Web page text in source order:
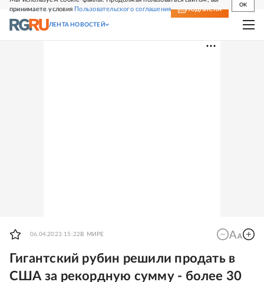
принимаете условия Пользовательского соглашения
OK
СВЕЖИЙ НОМЕР ПОДПИСКА
ЛЕНТА НОВОСТЕЙ
06.04.2023 15:22 В МИРЕ
Гигантский рубин решили продать в
США за рекордную сумму - более 30